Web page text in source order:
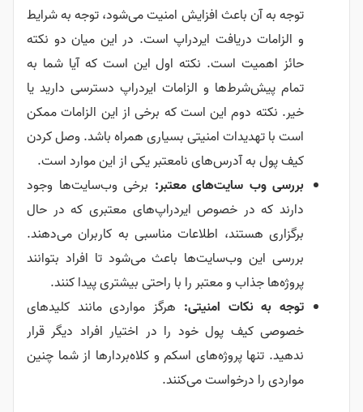
توجه به آن باعث افزایش امنیت می‌شود، توجه به شرایط
و الزامات دریافت ایردراپ است. در این میان دو نکته
حائز اهمیت است. نکته اول این است که آیا شما به
تمام پیش‌شرط‌ها و الزامات ایردراپ دسترسی دارید یا
خیر. نکته دوم این است که برخی از این الزامات ممکن
است با تهدیدات امنیتی بسیاری همراه باشد. وصل کردن
کیف پول به آدرس‌های نامعتبر یکی از این موارد است.
بررسی وب سایت‌های معتبر: برخی وب‌سایت‌ها وجود
دارند که در خصوص ایردراپ‌های معتبری که در حال
برگزاری هستند، اطلاعات مناسبی به کاربران می‌دهند.
بررسی این وب‌سایت‌ها باعث می‌شود تا افراد بتوانند
پروژه‌ها جذاب و معتبر را با راحتی بیشتری پیدا کنند.
توجه به نکات امنیتی: هرگز مواردی مانند کلیدهای
خصوصی کیف پول خود را در اختیار افراد دیگر قرار
ندهید. تنها پروژه‌های اسکم و کلاه‌بردارها از شما چنین
مواردی را درخواست می‌کنند.